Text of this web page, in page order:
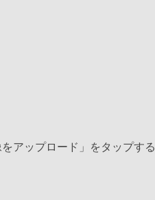
アップロード」をタップする